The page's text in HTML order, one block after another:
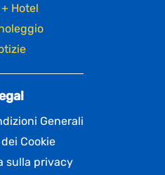
Hotel
Generali
Cookie
sulla privacy